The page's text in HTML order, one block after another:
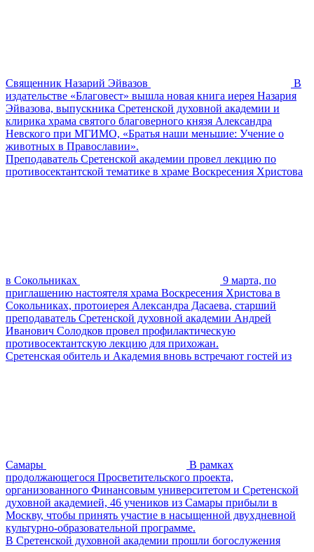
Священник Назарий Эйвазов
В
издательстве «Благовест» вышла новая книга иерея Назария
Эйвазова, выпускника Сретенской духовной академии и
клирика храма святого благоверного князя Александра
Невского при МГИМО, «Братья наши меньшие: Учение о
животных в Православии».
Преподаватель Сретенской академии провел лекцию по
противосектантской тематике в храме Воскресения Христова
в Сокольниках
9 марта, по
приглашению настоятеля храма Воскресения Христова в
Сокольниках, протоиерея Александра Дасаева, старший
преподаватель Сретенской духовной академии Андрей
Иванович Солодков провел профилактическую
противосектантскую лекцию для прихожан.
Сретенская обитель и Академия вновь встречают гостей из
Самары
В рамках
продолжающегося Просветительского проекта,
организованного Финансовым университетом и Сретенской
духовной академией, 46 учеников из Самары прибыли в
Москву, чтобы принять участие в насыщенной двухдневной
культурно-образовательной программе.
В Сретенской духовной академии прошли богослужения